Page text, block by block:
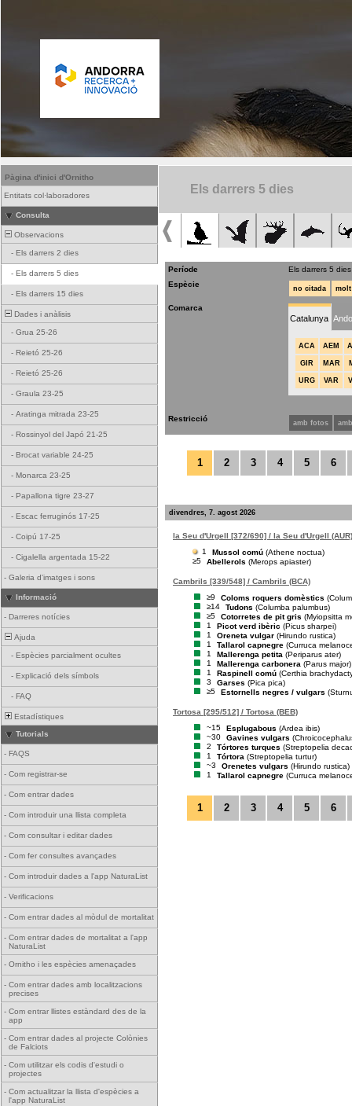
Pàgina d'inici d'Ornitho
Entitats col·laboradores
Consulta
Observacions
- Els darrers 2 dies
- Els darrers 5 dies
- Els darrers 15 dies
Dades i anàlisis
- Grua 25-26
- Reietó 25-26
- Reietó 25-26
- Graula 23-25
- Aratinga mitrada 23-25
- Rossinyol del Japó 21-25
- Brocat variable 24-25
- Monarca 23-25
- Papallona tigre 23-27
- Escac ferruginós 17-25
- Coipú 17-25
- Cigalella argentada 15-22
- Galeria d'imatges i sons
Informació
- Darreres notícies
Ajuda
- Espècies parcialment ocultes
- Explicació dels símbols
- FAQ
Estadístiques
Tutorials
- FAQS
- Com registrar-se
- Com entrar dades
- Com introduir una llista completa
- Com consultar i editar dades
- Com fer consultes avançades
- Com introduir dades a l'app NaturaList
- Verificacions
- Com entrar dades al mòdul de mortalitat
- Com entrar dades de mortalitat a l'app
NaturaList
- Ornitho i les espècies amenaçades
- Com entrar dades amb localitzacions
precises
- Com entrar llistes estàndard des de la
app
- Com entrar dades al projecte Colònies
de Falciots
- Com utilitzar els codis d'estudi o
projectes
- Com actualitzar la llista d'espècies a
l'app NaturaList
Els darrers 5 dies
Període
Els darrers 5 dies
Espècie
no citada
Comarca
Catalunya
ACA AEM
GIR MAR
URG VAR
Restricció amb fotos
1 2 3 4 5 6
divendres, 7. agost 2026
la Seu d'Urgell [372/690] / la Seu d'Urgell (AUR)
1
Mussol comú (Athene noctua)
≥5
Abellerols (Merops apiaster)
Cambrils [339/548] / Cambrils (BCA)
≥9
Coloms roquers domèstics
≥14
Tudons (Columba palumbus)
≥5
Cotorretes de pit gris (Myiopsitta
1
Picot verd ibèric (Picus sharpei)
1
Oreneta vulgar (Hirundo rustica)
1
Tallarol capnegre (Curruca
1
Mallerenga petita (Periparus ater)
1
Mallerenga carbonera (Parus major)
1
Raspinell comú (Certhia
3
Garses (Pica pica)
≥5
Estornells negres / vulgars
Tortosa [295/512] / Tortosa (BEB)
~15
Esplugabous (Ardea ibis)
~30
Gavines vulgars
2
Tórtores turques (Streptopelia
1
Tórtora (Streptopelia turtur)
~3
Orenetes vulgars (Hirundo rustica)
1
Tallarol capnegre (Curruca
1 2 3 4 5 6